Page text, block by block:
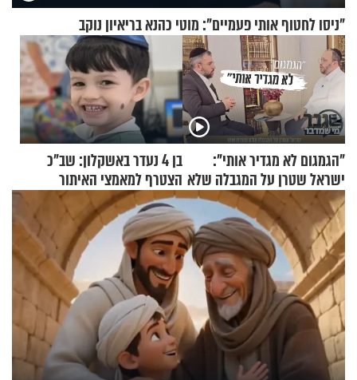
"ניסו לחטוף אותי פעמיים": מוטי כהנא בריאיון נוקב
"הגמגום לא מגדיר אותי":
ישראל שטרן על המגבלה שלא
עוצרת אותו
בן 4 נעדר באשקלון: שב"כ
הצטרף למאמצי האיתור